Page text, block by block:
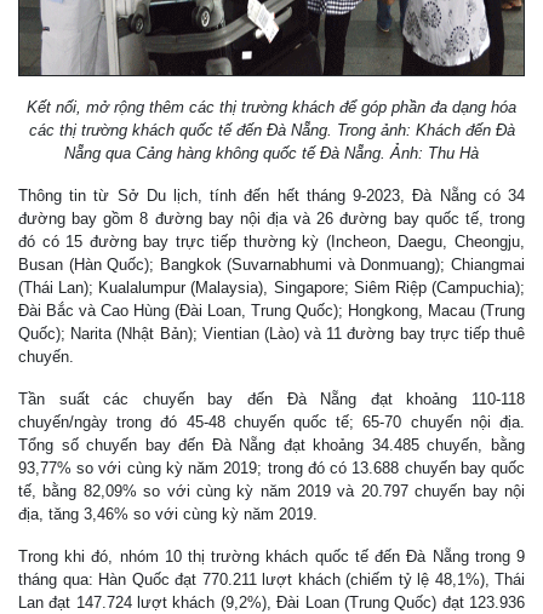
Kết nối, mở rộng thêm các thị trường khách để góp phần đa dạng hóa
các thị trường khách quốc tế đến Đà Nẵng. Trong ảnh: Khách đến Đà
Nẵng qua Cảng hàng không quốc tế Đà Nẵng. Ảnh: Thu Hà
Thông tin từ Sở Du lịch, tính đến hết tháng 9-2023, Đà Nẵng có 34
đường bay gồm 8 đường bay nội địa và 26 đường bay quốc tế, trong
đó có 15 đường bay trực tiếp thường kỳ (Incheon, Daegu, Cheongju,
Busan (Hàn Quốc); Bangkok (Suvarnabhumi và Donmuang); Chiangmai
(Thái Lan); Kualalumpur (Malaysia), Singapore; Siêm Riệp (Campuchia);
Đài Bắc và Cao Hùng (Đài Loan, Trung Quốc); Hongkong, Macau (Trung
Quốc); Narita (Nhật Bản); Vientian (Lào) và 11 đường bay trực tiếp thuê
chuyến.
Tần suất các chuyến bay đến Đà Nẵng đạt khoảng 110-118
chuyến/ngày trong đó 45-48 chuyến quốc tế; 65-70 chuyến nội địa.
Tổng số chuyến bay đến Đà Nẵng đạt khoảng 34.485 chuyến, bằng
93,77% so với cùng kỳ năm 2019; trong đó có 13.688 chuyến bay quốc
tế, bằng 82,09% so với cùng kỳ năm 2019 và 20.797 chuyến bay nội
địa, tăng 3,46% so với cùng kỳ năm 2019.
Trong khi đó, nhóm 10 thị trường khách quốc tế đến Đà Nẵng trong 9
tháng qua: Hàn Quốc đạt 770.211 lượt khách (chiếm tỷ lệ 48,1%), Thái
Lan đạt 147.724 lượt khách (9,2%), Đài Loan (Trung Quốc) đạt 123.936